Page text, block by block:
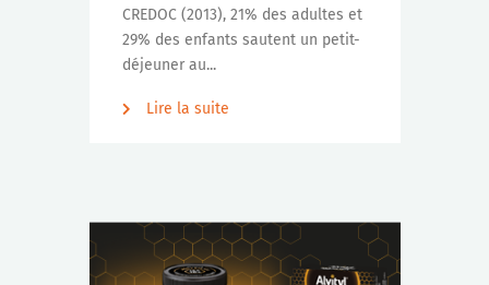
CREDOC (2013), 21% des adultes et
29% des enfants sautent un petit-
déjeuner au...
Lire la suite